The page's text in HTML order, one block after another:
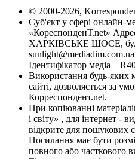
© 2000-2026,
Суб'єкт у сфері онлайн-
«КореспонденТ.net»
ХАРКІВСЬКЕ ШОСЕ,
sunlight@mediadim.com.ua
Ідентифікатор медіа –
Використання будь-яких
сайті, дозволяється за
Корреспондент.net.
При копіюванні
і світу» , для інтернет -
відкрите для пошукових
Посилання має бути
повного або часткового